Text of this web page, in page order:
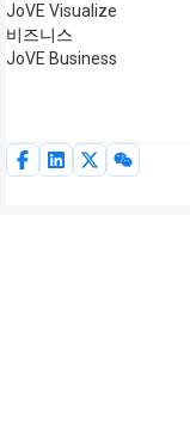
JoVE Visualize
비즈니스
JoVE Business